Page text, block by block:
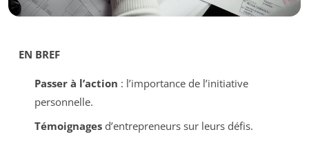
EN BREF
Passer à l’action : l’importance de l’initiative
personnelle.
Témoignagesd’entrepreneurs sur leurs défis.